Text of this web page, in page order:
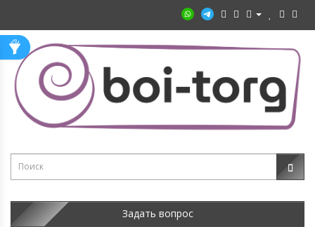
Задать вопрос